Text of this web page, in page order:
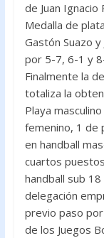
de Juan
Medalla de
Gastón Suazo
por 5-7, 6-1 y
Finalmente la
totaliza la
Playa
femenino, 1 de
en handball
cuartos
handball sub
delegación
previo paso por
de los Juegos